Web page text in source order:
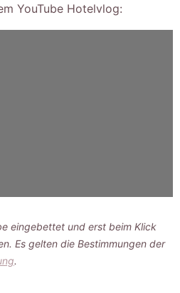
YouTube Hotelvlog:
eingebettet und erst beim Klick
Es gelten die Bestimmungen der
.